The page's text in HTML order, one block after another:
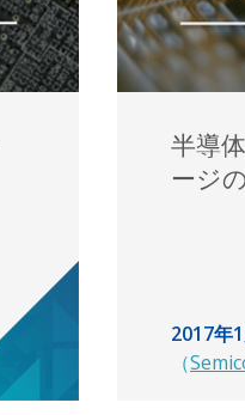
半導
ージ
2017年
（